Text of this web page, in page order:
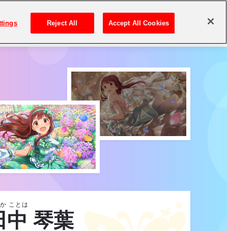
ことは
中 琴葉
Reject All Accept All Cookies